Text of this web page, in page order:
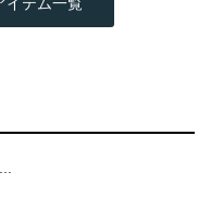
イテム一覧